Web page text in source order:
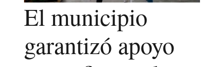
El municipio
garantizó apoyo